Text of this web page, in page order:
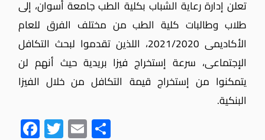
تعلن إدارة رعاية الشباب بكلية الطب جامعة أسوان، إلى
طلاب وطالبات كلية الطب من مختلف الفرق للعام
الأكاديمى 2021/2020، اللذين تقدموا لبحث التكافل
الإجتماعى، سرعة إستخراج فيزا بريدية حيث أنهم لن
يتمكنوا من إستخراج قيمة التكافل من خلال الفيزا
البنكية.
Fac
Twit
Ema